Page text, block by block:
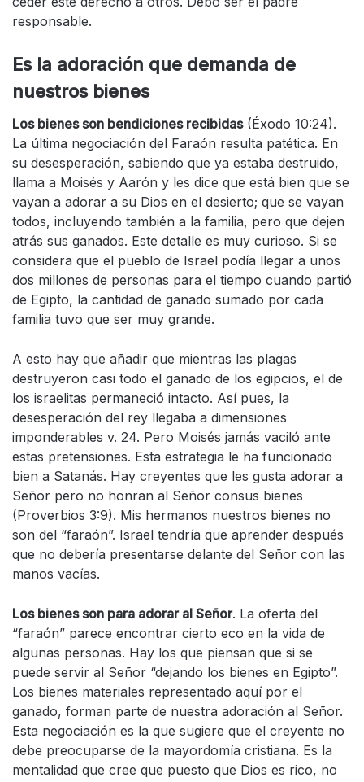
responsable.
Es la adoración que demanda de
nuestros bienes
Los bienes son bendiciones recibidas(Éxodo 10:24).
La última negociación del Faraón resulta patética. En
su desesperación, sabiendo que ya estaba destruido,
llama a Moisés y Aarón y les dice que está bien que se
vayan a adorar a su Dios en el desierto; que se vayan
todos, incluyendo también a la familia, pero que dejen
atrás sus ganados. Este detalle es muy curioso. Si se
considera que el pueblo de Israel podía llegar a unos
dos millones de personas para el tiempo cuando partió
de Egipto, la cantidad de ganado sumado por cada
familia tuvo que ser muy grande.
A esto hay que añadir que mientras las plagas
destruyeron casi todo el ganado de los egipcios, el de
los israelitas permaneció intacto. Así pues, la
desesperación del rey llegaba a dimensiones
imponderables v. 24. Pero Moisés jamás vaciló ante
estas pretensiones. Esta estrategia le ha funcionado
bien a Satanás. Hay creyentes que les gusta adorar a
Señor pero no honran al Señor consus bienes
(Proverbios 3:9). Mis hermanos nuestros bienes no
son del “faraón”. Israel tendría que aprender después
que no debería presentarse delante del Señor con las
manos vacías.
Los bienes son para adorar al Señor. La oferta del
“faraón” parece encontrar cierto eco en la vida de
algunas personas. Hay los que piensan que si se
puede servir al Señor “dejando los bienes en Egipto”.
Los bienes materiales representado aquí por el
ganado, forman parte de nuestra adoración al Señor.
Esta negociación es la que sugiere que el creyente no
debe preocuparse de la mayordomía cristiana. Es la
mentalidad que cree que puesto que Dios es rico, no